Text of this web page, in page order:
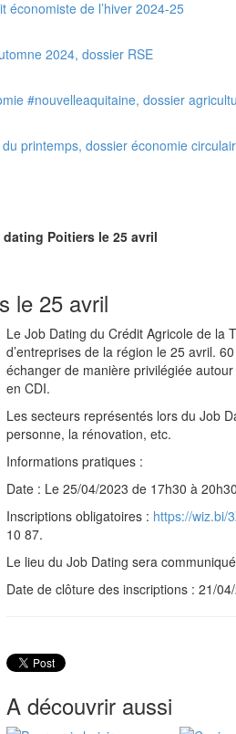
Poitiers le 25 avril
le 25 avril
Le Job Dating du Crédit Agricole de la
d’entreprises de la région le 25 avril.
échanger de manière privilégiée
en CDI.
Les secteurs représentés lors du Job
personne, la rénovation, etc.
Informations pratiques :
Date : Le 25/04/2023 de 17h30 à 20h30
Inscriptions obligatoires : https://wiz.bi/
10 87.
Le lieu du Job Dating sera
Date de clôture des inscriptions : 21/
A découvrir aussi